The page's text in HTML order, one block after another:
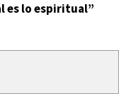
es lo espiritual”